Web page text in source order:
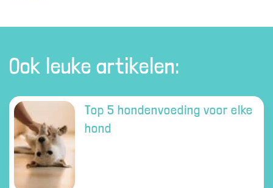
Ook leuke artikelen:
Top 5 hondenvoeding voor elke
hond